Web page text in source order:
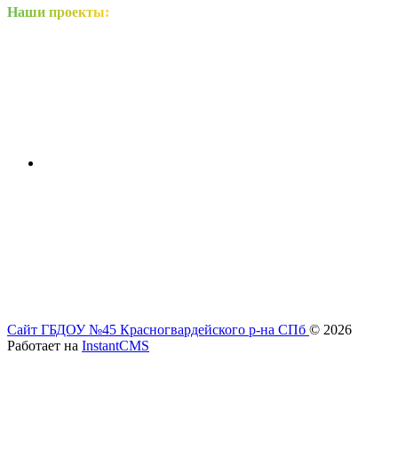
Наши проекты:
Сайт ГБДОУ №45 Красногвардейского р-на СПб © 2026
Работает на InstantCMS